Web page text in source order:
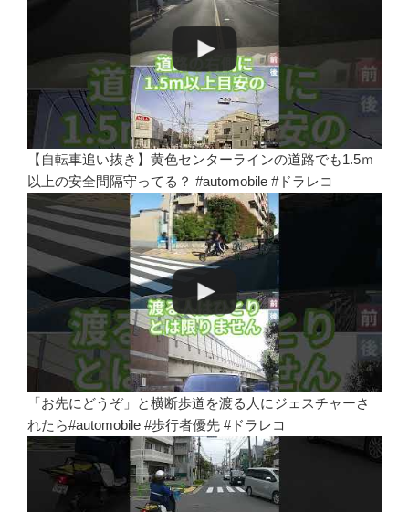
【自転車追い抜き】黄色センターラインの道路でも1.5ｍ
以上の安全間隔守ってる？ #automobile #ドラレコ
「お先にどうぞ」と横断歩道を渡る人にジェスチャーさ
れたら#automobile #歩行者優先 #ドラレコ